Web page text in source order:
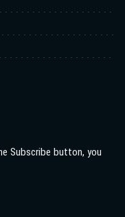
Subscribe button, you